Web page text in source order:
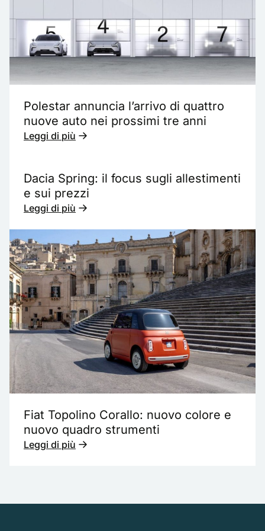
Polestar annuncia l’arrivo di quattro
nuove auto nei prossimi tre anni
Leggi di più
Dacia Spring: il focus sugli allestimenti
e sui prezzi
Leggi di più
Fiat Topolino Corallo: nuovo colore e
nuovo quadro strumenti
Leggi di più